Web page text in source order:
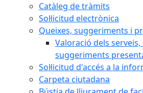
Catàleg de tràmits
Sol·licitud electrònica
Queixes, suggeriments i
Valoració dels
suggeriments
Sol·licitud d'accés a la
Carpeta ciutadana